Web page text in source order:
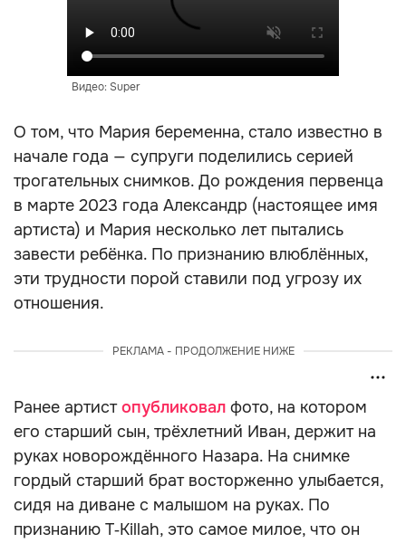
Видео: Super
О том, что Мария беременна, стало известно в
начале года — супруги поделились серией
трогательных снимков. До рождения первенца
в марте 2023 года Александр (настоящее имя
артиста) и Мария несколько лет пытались
завести ребёнка. По признанию влюблённых,
эти трудности порой ставили под угрозу их
отношения.
РЕКЛАМА - ПРОДОЛЖЕНИЕ НИЖЕ
Ранее артистопубликовал фото, на котором
его старший сын, трёхлетний Иван, держит на
руках новорождённого Назара. На снимке
гордый старший брат восторженно улыбается,
сидя на диване с малышом на руках. По
признанию T‑Killah, это самое милое, что он